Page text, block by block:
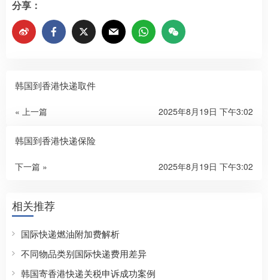
分享：
韩国到香港快递取件
« 上一篇 2025年8月19日 下午3:02
韩国到香港快递保险
下一篇 » 2025年8月19日 下午3:02
相关推荐
国际快递燃油附加费解析
不同物品类别国际快递费用差异
韩国寄香港快递关税申诉成功案例